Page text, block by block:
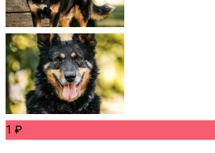
1 ₽